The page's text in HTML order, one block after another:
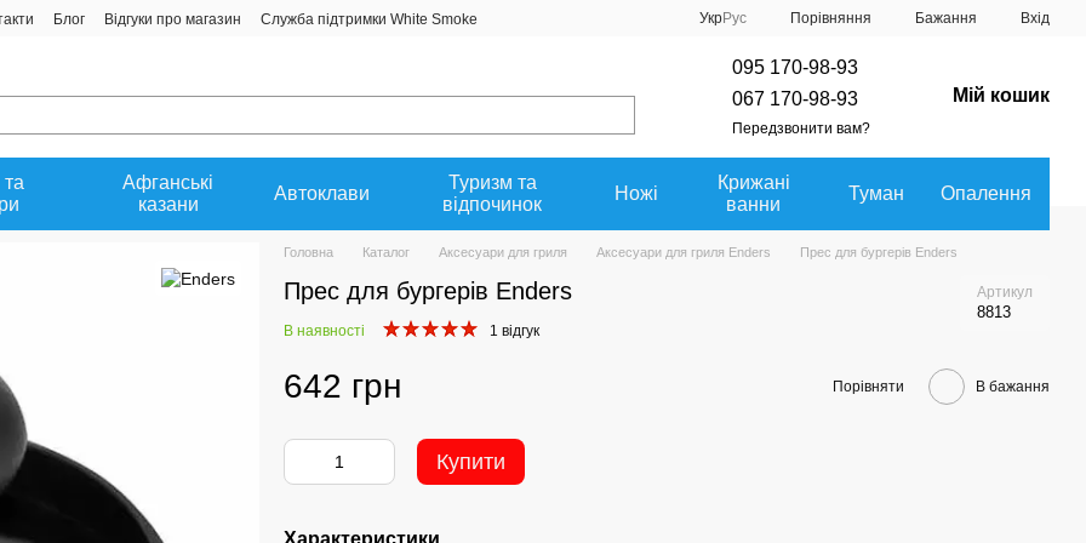
Блог Відгуки про магазин
Служба підтримки White Smoke
УкрРус Порівняння Бажання Вхід
095 170-98-93
067 170-98-93
Передзвонити вам?
Мій кошик
Афганські
казани
Автоклави
Туризм та
відпочинок
Ножі
Крижані
ванни
Туман Опалення
Головна Каталог Аксесуари для гриля Аксесуари для гриля Enders Прес для бургерів Enders
Прес для бургерів Enders Артикул
8813
В наявності 1 відгук
642 грн Порівняти В бажання
Купити
Характеристики